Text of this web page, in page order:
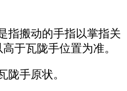
搬动的手指以掌指关
于瓦陇手位置为准。
手原状。